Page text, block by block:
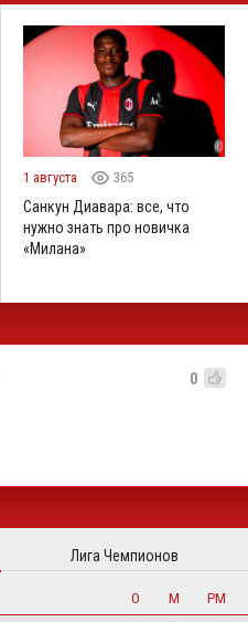
1 августа 365
Санкун Диавара: все, что
нужно знать про новичка
«Милана»
0
Лига Чемпионов
О М
РМ